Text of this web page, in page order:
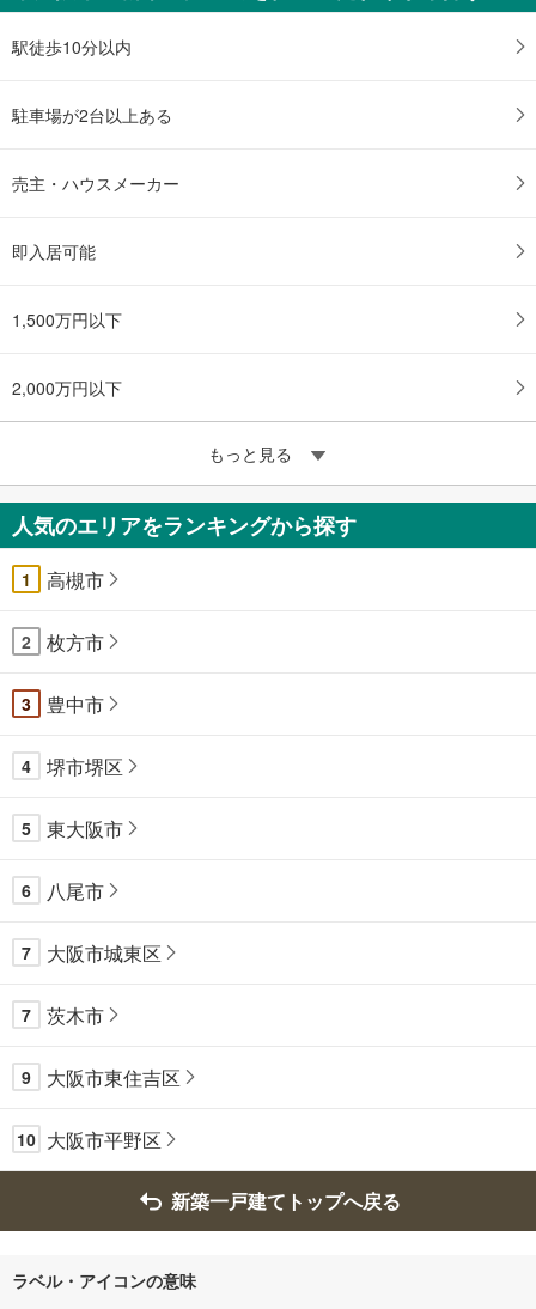
駅徒歩10分以内
駐車場が2台以上ある
売主・ハウスメーカー
即入居可能
1,500万円以下
2,000万円以下
もっと見る
人気のエリアをランキングから探す
1 高槻市
2 枚方市
3 豊中市
4 堺市堺区
5 東大阪市
6 八尾市
7 大阪市城東区
7 茨木市
9 大阪市東住吉区
10 大阪市平野区
新築一戸建てトップへ戻る
ラベル・アイコンの意味